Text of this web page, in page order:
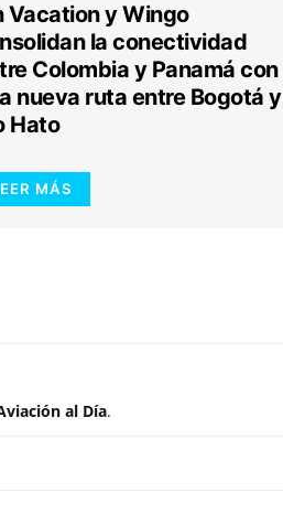
Vacation y Wingo
la conectividad
Colombia y Panamá con
nueva ruta entre Bogotá y
Hato
MÁS
al Día.